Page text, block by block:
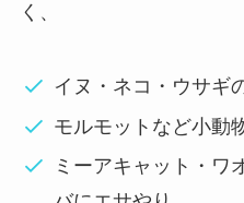
く、
イヌ・ネコ・ウサギ
モルモットなど小動
ミーアキャット・ワ